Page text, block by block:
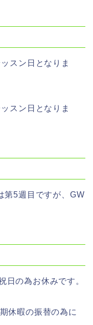
スン日となりま
スン日となりま
第5週目ですが、GW
日の為お休みです。
休暇の振替の為に